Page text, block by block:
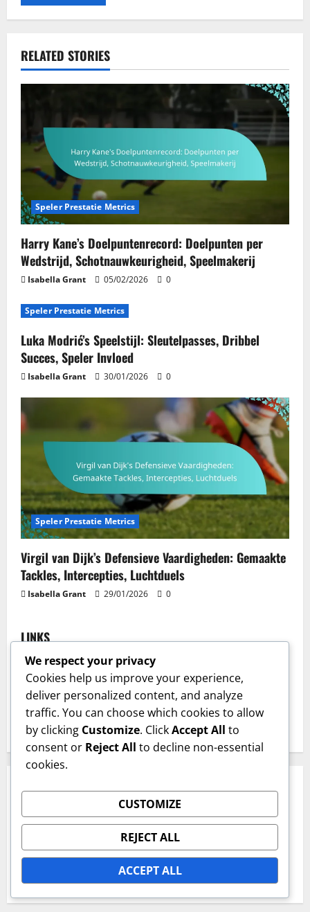
RELATED STORIES
Speler Prestatie Metrics
Harry Kane’s Doelpuntenrecord: Doelpunten per
Wedstrijd, Schotnauwkeurigheid, Speelmakerij
Isabella Grant 05/02/2026 0
Speler Prestatie Metrics
Luka Modrić’s Speelstijl: Sleutelpasses, Dribbel
Succes, Speler Invloed
Isabella Grant 30/01/2026 0
Speler Prestatie Metrics
Virgil van Dijk’s Defensieve Vaardigheden: Gemaakte
Tackles, Intercepties, Luchtduels
Isabella Grant 29/01/2026 0
LINKS
Ons verhaal
Bladeren
Neem contact op
CATEGORIEËN
Speler Prestatie Metrics
Teamstrategieën Uiteenzetting
Wedstrijdanalyse Inzichten
We respect your privacy
Cookies help us improve your experience,
deliver personalized content, and analyze
traffic. You can choose which cookies to allow
by clicking Customize. ClickAccept All to
consent or Reject All to decline non-essential
cookies.
CUSTOMIZE
REJECT ALL
ACCEPT ALL